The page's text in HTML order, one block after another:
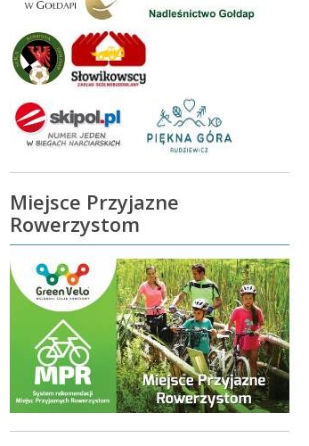
Miejsce Przyjazne
Rowerzystom